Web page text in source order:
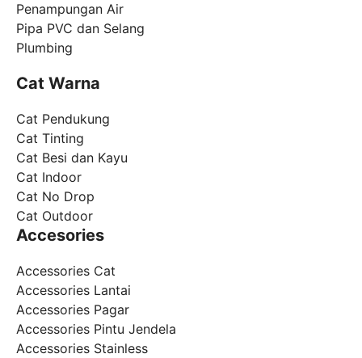
Penampungan Air
Pipa PVC dan Selang
Plumbing
Cat Warna
Cat Pendukung
Cat Tinting
Cat Besi dan Kayu
Cat Indoor
Cat No Drop
Cat Outdoor
Accesories
Accessories Cat
Accessories Lantai
Accessories Pagar
Accessories Pintu Jendela
Accessories Stainless